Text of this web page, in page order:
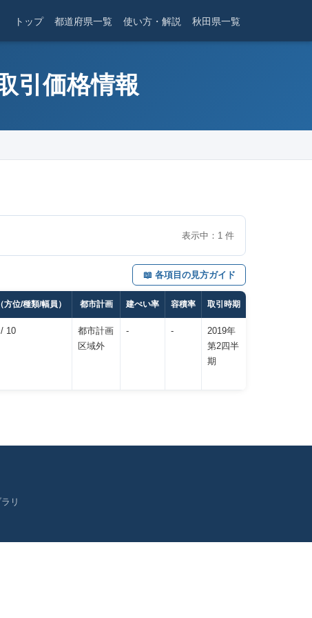
トップ 都道府県一覧 使い方・解説 秋田県一覧
引価格情報
表示中： 1 件
📖 各項目の見方ガイド
位/種類/幅員） 都市計画 建ぺい率 容積率 取引時期
10
都市計画
区域外
- -
2019年
第2四半
期
リ